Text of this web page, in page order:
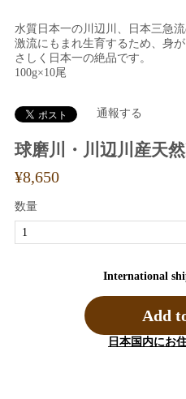
球磨川・川辺川産天
¥8,650
数量
International
Add
日本国内にお
水質日本一の川辺川、日本三急
激流にもまれ生育するため、身
さしく日本一の絶品です。
100g×10尾
通報する